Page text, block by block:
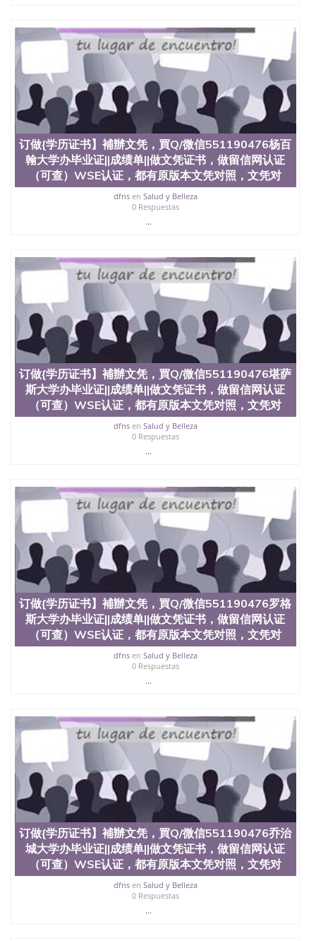
士做文凭/购买澳洲大学毕业证成绩单假文凭学历订
做{学历证书】補辦文凭，買Q/微信551190476塔尔萨
大学办毕业证||成绩单||做文凭证书，做留信网认证
（可查）WSE认证，都有原版本文凭对照，文凭对
照，文字图案浮雕，激光镭射，复印防伪、在读证明
University of Tulsa
订做{学历证书】補辦文凭，買Q/微信551190476杨百
翰大学办毕业证||成绩单||做文凭证书，做留信网认证
（可查）WSE认证，都有原版本文凭对照，文凭对
dfnsen Salud y Belleza
0 Respuestas
...
订做{学历证书】補辦文凭，買Q/微信551190476堪萨
斯大学办毕业证||成绩单||做文凭证书，做留信网认证
（可查）WSE认证，都有原版本文凭对照，文凭对
dfnsen Salud y Belleza
0 Respuestas
...
订做{学历证书】補辦文凭，買Q/微信551190476罗格
斯大学办毕业证||成绩单||做文凭证书，做留信网认证
（可查）WSE认证，都有原版本文凭对照，文凭对
dfnsen Salud y Belleza
0 Respuestas
...
订做{学历证书】補辦文凭，買Q/微信551190476乔治
城大学办毕业证||成绩单||做文凭证书，做留信网认证
（可查）WSE认证，都有原版本文凭对照，文凭对
dfnsen Salud y Belleza
0 Respuestas
...